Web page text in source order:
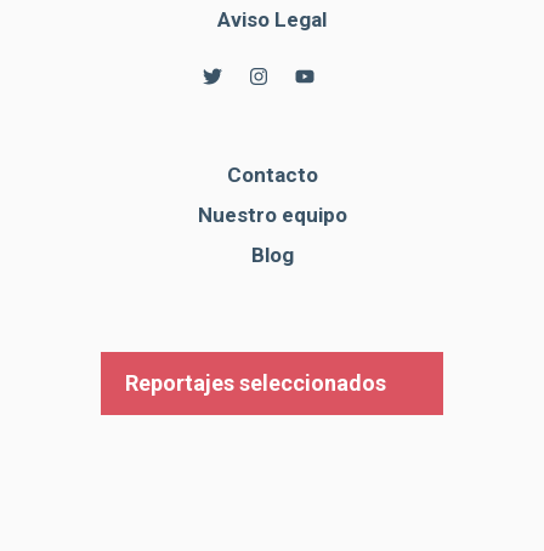
Aviso Legal
Contacto
Nuestro equipo
Blog
Reportajes seleccionados